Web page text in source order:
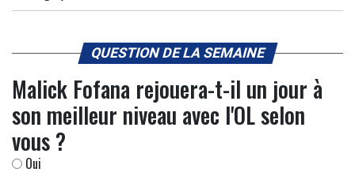
QUESTION DE LA SEMAINE
Malick Fofana rejouera-t-il un jour à
son meilleur niveau avec l'OL selon
vous ?
Oui